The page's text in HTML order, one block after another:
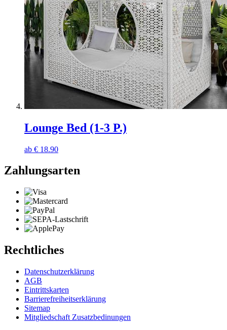
Lounge Bed (1-3 P.)
ab € 18.90
Zahlungsarten
Rechtliches
Datenschutzerklärung
AGB
Eintrittskarten
Barrierefreiheitserklärung
Sitemap
Mitgliedschaft Zusatzbedinungen